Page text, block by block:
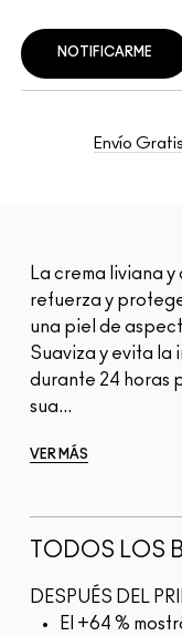
NOTIFICARME
Envío
La crema liviana
refuerza y
una piel de
Suaviza y evita la
durante 24 horas
sua...
VER MÁS
TODOS LOS
DESPUÉS DEL
El +64 %